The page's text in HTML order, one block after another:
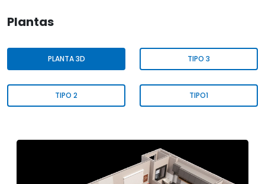
Plantas
PLANTA 3D TIPO 3
TIPO 2 TIPO1